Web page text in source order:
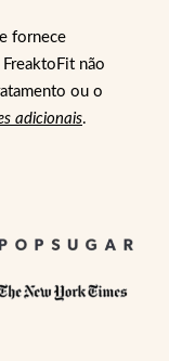
fornece
não
ou o
adicionais.